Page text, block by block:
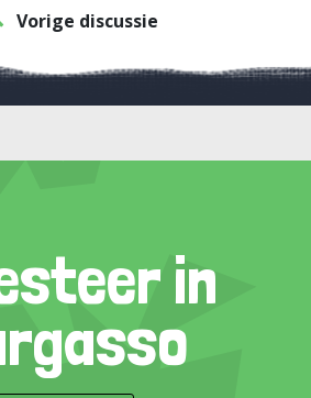
Vorige discussie
in